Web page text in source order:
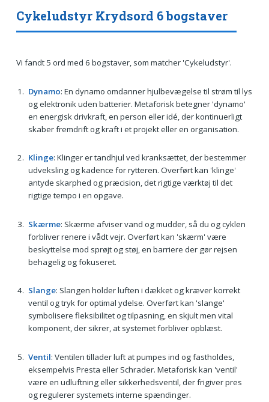
Cykeludstyr Krydsord 6 bogstaver
Vi fandt 5 ord med 6 bogstaver, som matcher 'Cykeludstyr'.
Dynamo: En dynamo omdanner hjulbevægelse til strøm til lys
og elektronik uden batterier. Metaforisk betegner 'dynamo'
en energisk drivkraft, en person eller idé, der kontinuerligt
skaber fremdrift og kraft i et projekt eller en organisation.
Klinge: Klinger er tandhjul ved kranksættet, der bestemmer
udveksling og kadence for rytteren. Overført kan 'klinge'
antyde skarphed og præcision, det rigtige værktøj til det
rigtige tempo i en opgave.
Skærme: Skærme afviser vand og mudder, så du og cyklen
forbliver renere i vådt vejr. Overført kan 'skærm' være
beskyttelse mod sprøjt og støj, en barriere der gør rejsen
behagelig og fokuseret.
Slange: Slangen holder luften i dækket og kræver korrekt
ventil og tryk for optimal ydelse. Overført kan 'slange'
symbolisere fleksibilitet og tilpasning, en skjult men vital
komponent, der sikrer, at systemet forbliver opblæst.
Ventil: Ventilen tillader luft at pumpes ind og fastholdes,
eksempelvis Presta eller Schrader. Metaforisk kan 'ventil'
være en udluftning eller sikkerhedsventil, der frigiver pres
og regulerer systemets interne spændinger.